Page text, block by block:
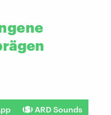
ARD Sounds